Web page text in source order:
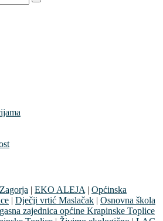
| EKO ALEJA | Općinska
| Dječji vrtić Maslačak | Osnovna škola
zajednica općine Krapinske Toplice